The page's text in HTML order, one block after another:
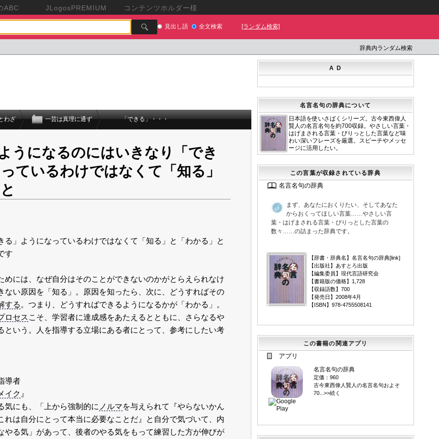
ABC JLogosPREMIUM コンテンツホルダー様
見出し語 全文検索 [ランダム検索]
辞典内ランダム検索
わざ 一芸は真理に通ず 「できる」・・・
うになるのにはいきなり「でき
ているわけではなくて「知る」
る」ようになっているわけではなくて「知る」と「わかる」と
す
には、なぜ自分はそのことができないのかがとらえられなけ
ない原因を「知る」。原因を知ったら、次に、どうすればその
する 。つまり、どうすればできるようになるかが「わかる」。
ロセス こそ、学習者に達成感をあたえるとともに、さらなるや
という。人を指導する立場にある者にとって、参考にしたい考
導者
イク 』
気にも、「上から強制的に ノルマを与えられて『やらないかん
れは自分にとって本当に必要なことだ』と自分で気づいて、内
やる気」があって、後者のやる気をもって練習した方が伸びが
A D
名言名句の辞典について
日本語を使いさばくシリーズ。古今東西偉人
賢人の名言名句を約700収録。やさしい言葉・
はげまされる言葉・びりっとした言葉など味
わい深いフレーズを厳選。スピーチやメッセ
ージに活用したい。
この言葉が収録されている辞典
名言名句の辞典
まず、あなたにおくりたい、そしてあなた
からおくってほしい言葉……やさしい言
葉・はげまされる言葉・ぴりっとした言葉の
数々……の詰まった辞典です。
【辞書・辞典名】名言名句の辞典[link]
【出版社】あすとろ出版
【編集委員】現代言語研究会
【書籍版の価格】1,728
【収録語数】700
【発売日】2008年4月
【ISBN】978-4755508141
この書籍の関連アプリ
アプリ
名言名句の辞典
定価：960
古今東西偉人賢人の名言名句およそ
70...>>続く